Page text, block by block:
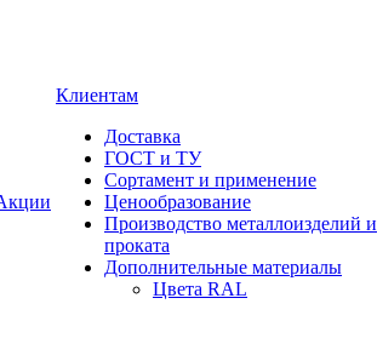
Клиентам
Доставка
ГОСТ и ТУ
Сортамент и применение
Ценообразование
Производство металлоизделий и
проката
Дополнительные материалы
Цвета RAL